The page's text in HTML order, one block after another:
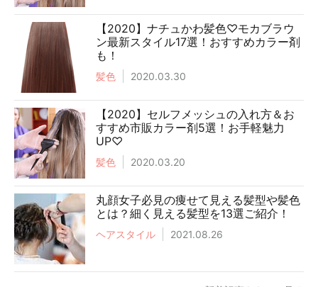
【2020】ナチュかわ髪色♡モカブラウ
ン最新スタイル17選！おすすめカラー剤
も！
髪色 2020.03.30
【2020】セルフメッシュの入れ方＆お
すすめ市販カラー剤5選！お手軽魅力
UP♡
髪色 2020.03.20
丸顔女子必見の痩せて見える髪型や髪色
とは？細く見える髪型を13選ご紹介！
ヘアスタイル 2021.08.26